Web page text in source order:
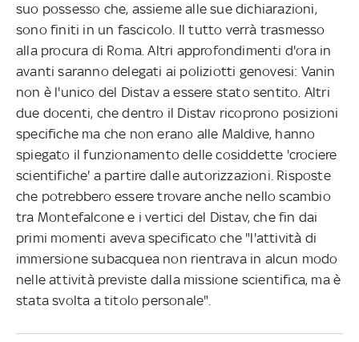
suo possesso che, assieme alle sue dichiarazioni,
sono finiti in un fascicolo. Il tutto verrà trasmesso
alla procura di Roma. Altri approfondimenti d'ora in
avanti saranno delegati ai poliziotti genovesi: Vanin
non è l'unico del Distav a essere stato sentito. Altri
due docenti, che dentro il Distav ricoprono posizioni
specifiche ma che non erano alle Maldive, hanno
spiegato il funzionamento delle cosiddette 'crociere
scientifiche' a partire dalle autorizzazioni. Risposte
che potrebbero essere trovare anche nello scambio
tra Montefalcone e i vertici del Distav, che fin dai
primi momenti aveva specificato che "l'attività di
immersione subacquea non rientrava in alcun modo
nelle attività previste dalla missione scientifica, ma è
stata svolta a titolo personale".